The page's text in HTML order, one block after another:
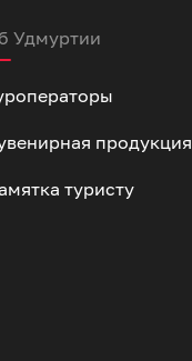
Удмуртии
продукция
туристу